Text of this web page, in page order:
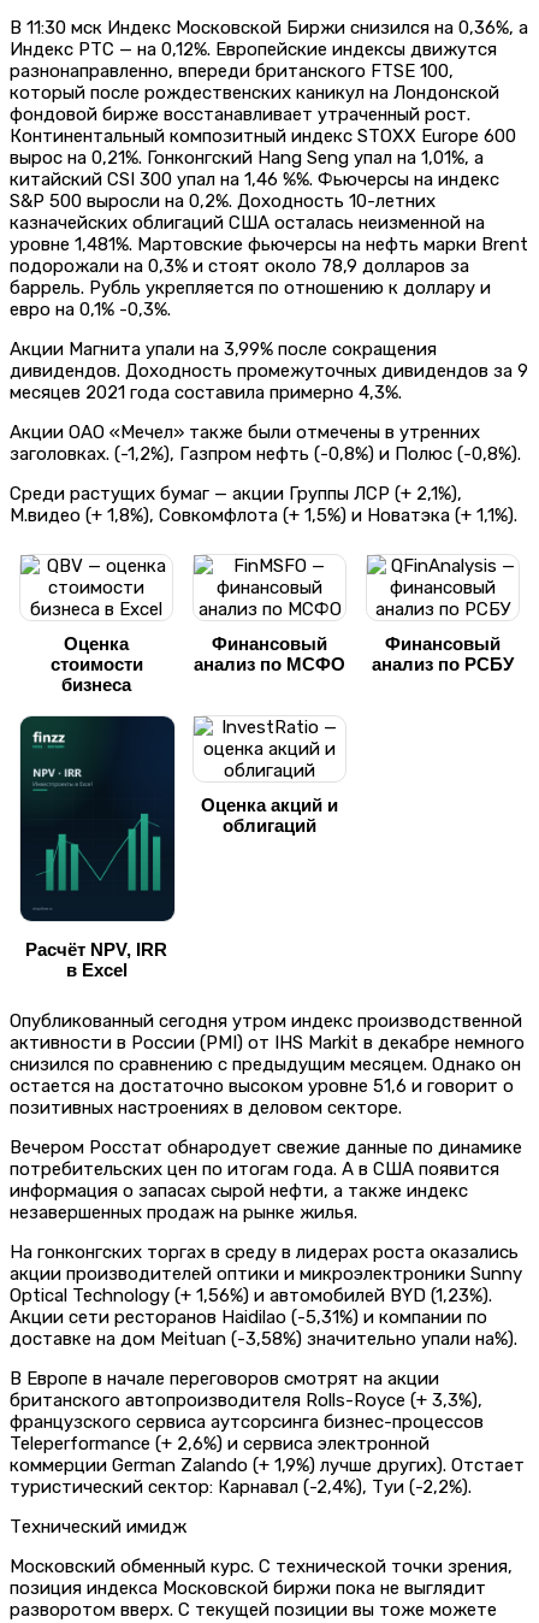
В 11:30 мск Индекс Московской Биржи снизился на 0,36%, а
Индекс РТС — на 0,12%. Европейские индексы движутся
разнонаправленно, впереди британского FTSE 100,
который после рождественских каникул на Лондонской
фондовой бирже восстанавливает утраченный рост.
Континентальный композитный индекс STOXX Europe 600
вырос на 0,21%. Гонконгский Hang Seng упал на 1,01%, а
китайский CSI 300 упал на 1,46 %%. Фьючерсы на индекс
S&P 500 выросли на 0,2%. Доходность 10-летних
казначейских облигаций США осталась неизменной на
уровне 1,481%. Мартовские фьючерсы на нефть марки Brent
подорожали на 0,3% и стоят около 78,9 долларов за
баррель. Рубль укрепляется по отношению к доллару и
евро на 0,1% -0,3%.
Акции Магнита упали на 3,99% после сокращения
дивидендов. Доходность промежуточных дивидендов за 9
месяцев 2021 года составила примерно 4,3%.
Акции ОАО «Мечел» также были отмечены в утренних
заголовках. (-1,2%), Газпром нефть (-0,8%) и Полюс (-0,8%).
Среди растущих бумаг — акции Группы ЛСР (+ 2,1%),
М.видео (+ 1,8%), Совкомфлота (+ 1,5%) и Новатэка (+ 1,1%).
Оценка
стоимости
бизнеса
Финансовый
анализ по МСФО
Финансовый
анализ по РСБУ
Расчёт NPV, IRR
в Excel
Оценка акций и
облигаций
Опубликованный сегодня утром индекс производственной
активности в России (PMI) от IHS Markit в декабре немного
снизился по сравнению с предыдущим месяцем. Однако он
остается на достаточно высоком уровне 51,6 и говорит о
позитивных настроениях в деловом секторе.
Вечером Росстат обнародует свежие данные по динамике
потребительских цен по итогам года. А в США появится
информация о запасах сырой нефти, а также индекс
незавершенных продаж на рынке жилья.
На гонконгских торгах в среду в лидерах роста оказались
акции производителей оптики и микроэлектроники Sunny
Optical Technology (+ 1,56%) и автомобилей BYD (1,23%).
Акции сети ресторанов Haidilao (-5,31%) и компании по
доставке на дом Meituan (-3,58%) значительно упали на%).
В Европе в начале переговоров смотрят на акции
британского автопроизводителя Rolls-Royce (+ 3,3%),
французского сервиса аутсорсинга бизнес-процессов
Teleperformance (+ 2,6%) и сервиса электронной
коммерции German Zalando (+ 1,9%) лучше других). Отстает
туристический сектор: Карнавал (-2,4%), Туи (-2,2%).
Технический имидж
Московский обменный курс. С технической точки зрения,
позиция индекса Московской биржи пока не выглядит
разворотом вверх. С текущей позиции вы тоже можете